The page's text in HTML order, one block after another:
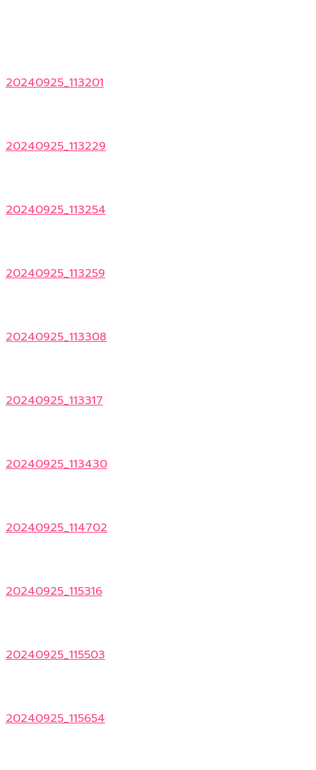
20240925_113201
20240925_113229
20240925_113254
20240925_113259
20240925_113308
20240925_113317
20240925_113430
20240925_114702
20240925_115316
20240925_115503
20240925_115654